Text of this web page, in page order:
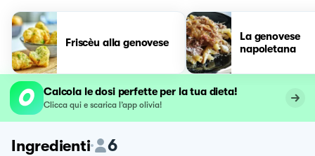
Friscèu alla genovese
La genovese
napoletana
Calcola le dosi perfette per la tua dieta!
Clicca qui e scarica l’app olivia!
Ingredienti 6